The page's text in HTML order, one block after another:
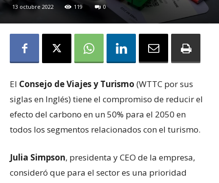
13 octubre 2022 119 0
El Consejo de Viajes y Turismo (WTTC por sus
siglas en Inglés) tiene el compromiso de reducir el
efecto del carbono en un 50% para el 2050 en
todos los segmentos relacionados con el turismo.
Julia Simpson, presidenta y CEO de la empresa,
consideró que para el sector es una prioridad